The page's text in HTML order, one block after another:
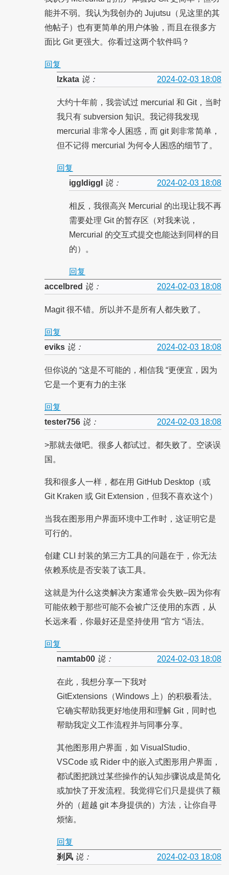
能并不弱。我认为我创办的 Jujutsu（见这里的其
他帖子）也有更简单的用户体验，而且在很多方
面比 Git 更强大。你看过这两个软件吗？
回复
Izkata说： 2024-02-03 18:08
大约十年前，我尝试过 mercurial 和 Git，当时
我只有 subversion 知识。我记得我发现
mercurial 非常令人困惑，而 git 则非常简单，
但不记得 mercurial 为何令人困惑的细节了。
回复
iggldiggl
说： 2024-02-03 18:08
相反，我很高兴 Mercurial 的出现让我不再
需要处理 Git 的暂存区（对我来说，
Mercurial 的交互式提交也能达到同样的目
的）。
回复
accelbred 说： 2024-02-03 18:08
Magit 很不错。所以并不是所有人都失败了。
回复
eviks说： 2024-02-03 18:08
但你说的 “这是不可能的，相信我 “更便宜，因为
它是一个更有力的主张
回复
tester756说： 2024-02-03 18:08
>那就去做吧。很多人都试过。都失败了。空谈误
国。
我和很多人一样，都在用 GitHub Desktop（或
Git Kraken 或 Git Extension，但我不喜欢这个）
当我在图形用户界面环境中工作时，这证明它是
可行的。
创建 CLI 封装的第三方工具的问题在于，你无法
依赖系统是否安装了该工具。
这就是为什么这类解决方案通常会失败–因为你有
可能依赖于那些可能不会被广泛使用的东西，从
长远来看，你最好还是坚持使用 “官方 “语法。
回复
namtab00说： 2024-02-03 18:08
在此，我想分享一下我对
GitExtensions（Windows 上）的积极看法。
它确实帮助我更好地使用和理解 Git，同时也
帮助我定义工作流程并与同事分享。
其他图形用户界面，如 VisualStudio、
VSCode 或 Rider 中的嵌入式图形用户界面，
都试图把跳过某些操作的认知步骤说成是简化
或加快了开发流程。我觉得它们只是提供了额
外的（超越 git 本身提供的）方法，让你自寻
烦恼。
回复
刹风说： 2024-02-03 18:08